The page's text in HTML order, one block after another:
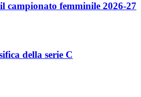
campionato femminile 2026-27
della serie C